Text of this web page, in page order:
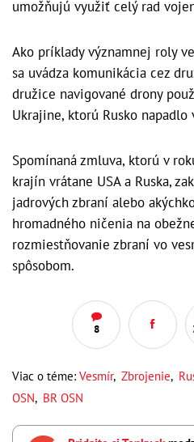
umožňujú využiť celý rad
Ako príklady významnej roly
sa uvádza komunikácia cez
družice navigované drony
Ukrajine, ktorú Rusko
Spomínaná zmluva, ktorú v
krajín vrátane USA a Ruska,
jadrových zbraní alebo
hromadného ničenia na
rozmiestňovanie zbraní vo
spôsobom.
8
Viac o téme: Vesmír, Zbrojenie,
OSN, BR OSN